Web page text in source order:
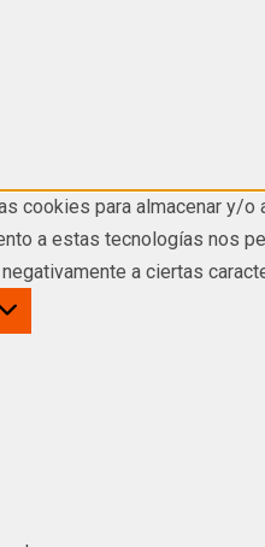
cookies para almacenar y/o
a estas tecnologías nos
a ciertas